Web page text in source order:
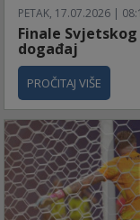
PETAK, 17.07.2026 |
Finale
događaj
PROČITAJ VIŠE